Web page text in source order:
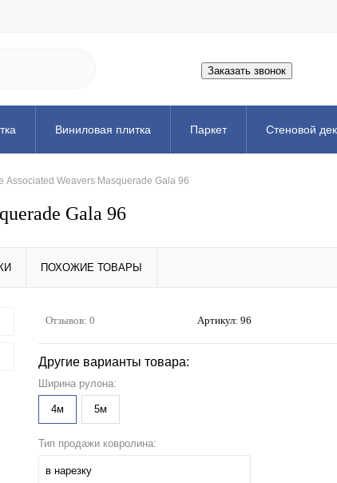
Заказать звонок
Виниловая плитка Паркет Стеновой
Порожек Аксессуары
Associated Weavers Masquerade Gala 96
Gala 96
ПОХОЖИЕ ТОВАРЫ
Отзывов: 0 Артикул: 96
Другие варианты товара:
Ширина рулона:
4м 5м
Тип продажи ковролина:
в нарезку